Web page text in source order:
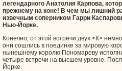
легендарного Анатолия Карпова,
прежнему на коне! В чем мы лишний
извечным соперником Гарри
Нью-Йорке.
Конечно, от этой встречи двух <К>
они сошлись в поединке за мировую
нынешнему королю Пономареву
четыре встречи на высшем уровне.
Йорке.